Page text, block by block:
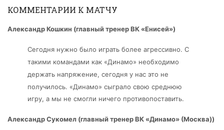
КОММЕНТАРИИ К МАТЧУ
Александр Кошкин (главныйтренер ВК «Енисей»)
Сегодня нужно было играть более агрессивно. С
такими командами как «Динамо» необходимо
держать напряжение, сегодня у нас это не
получилось. «Динамо» сыграло свою среднюю
игру, а мы не смогли ничего противопоставить.
Александр Сукомел (главный тренер ВК «Динамо» (Москва))